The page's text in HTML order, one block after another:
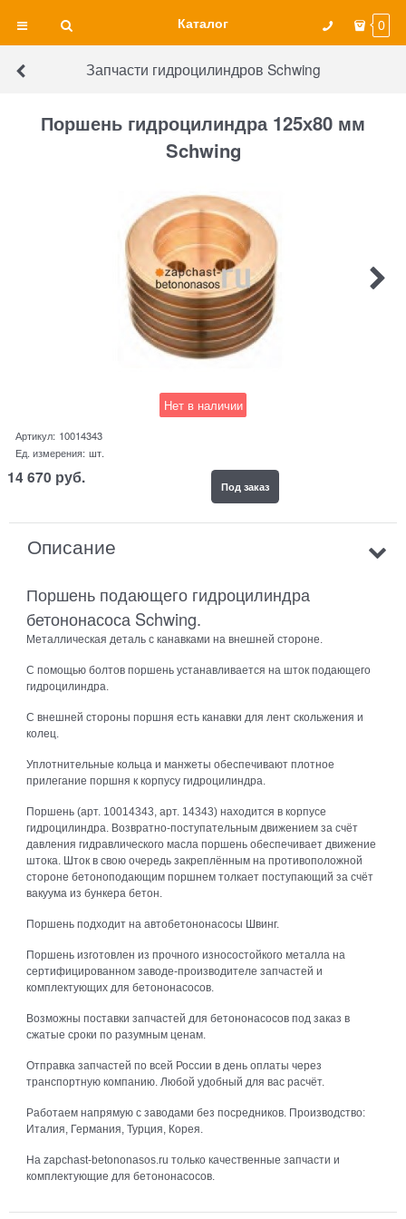
Каталог 0
Запчасти гидроцилиндров Schwing
Поршень гидроцилиндра 125х80 мм
Schwing
Нет в наличии
Артикул: 10014343
Ед. измерения: шт.
14 670 руб. Под заказ
Описание
Поршень подающего гидроцилиндра
бетононасоса Schwing.
Металлическая деталь с канавками на внешней стороне.
С помощью болтов поршень устанавливается на шток подающего
гидроцилиндра.
С внешней стороны поршня есть канавки для лент скольжения и
колец.
Уплотнительные кольца и манжеты обеспечивают плотное
прилегание поршня к корпусу гидроцилиндра.
Поршень (арт. 10014343, арт. 14343) находится в корпусе
гидроцилиндра. Возвратно-поступательным движением за счёт
давления гидравлического масла поршень обеспечивает движение
штока. Шток в свою очередь закреплённым на противоположной
стороне бетоноподающим поршнем толкает поступающий за счёт
вакуума из бункера бетон.
Поршень подходит на автобетононасосы Швинг.
Поршень изготовлен из прочного износостойкого металла на
сертифицированном заводе-производителе запчастей и
комплектующих для бетононасосов.
Возможны поставки запчастей для бетононасосов под заказ в
сжатые сроки по разумным ценам.
Отправка запчастей по всей России в день оплаты через
транспортную компанию. Любой удобный для вас расчёт.
Работаем напрямую с заводами без посредников. Производство:
Италия, Германия, Турция, Корея.
На zapchast-betononasos.ru только качественные запчасти и
комплектующие для бетононасосов.